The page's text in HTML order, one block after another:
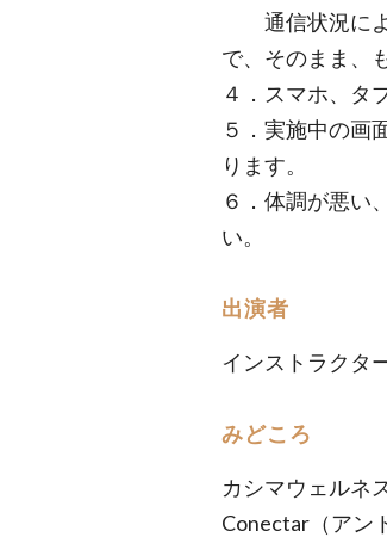
通信状況によ
で、そのまま、
４．スマホ、タ
５．実施中の画
ります。
６．体調が悪い
い。
出演者
インストラクタ
みどころ
カシマウェルネ
Conectar（アン